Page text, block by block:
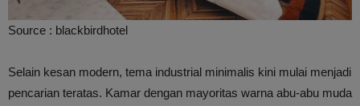
Source : blackbirdhotel
Selain kesan modern, tema industrial minimalis kini mulai menjadi
pencarian teratas. Kamar dengan mayoritas warna abu-abu muda